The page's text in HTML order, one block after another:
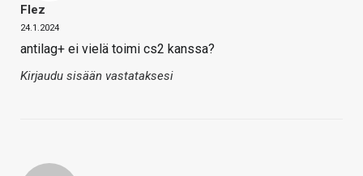
Flez
24.1.2024
antilag+ ei vielä toimi cs2 kanssa?
Kirjaudu sisään vastataksesi